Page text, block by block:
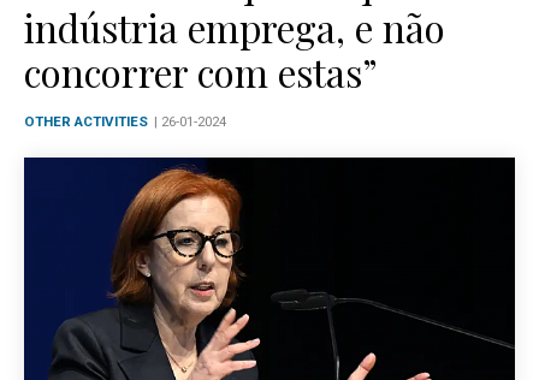
indústria emprega, e não
concorrer com estas”
OTHER ACTIVITIES | 26-01-2024